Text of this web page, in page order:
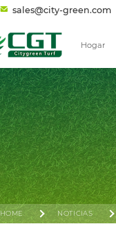
sales@city-green.com
Hogar
HOME NOTICIAS